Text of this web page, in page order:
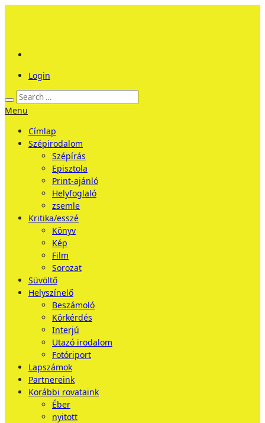
Login
Menu
Címlap
Szépirodalom
Szépírás
Episztola
Print-ajánló
Helyfoglaló
zsemle
Kritika/esszé
Könyv
Kép
Film
Sorozat
Süvöltő
Helyszínelő
Beszámoló
Körkérdés
Interjú
Utazó irodalom
Fotóriport
Lapszámok
Partnereink
Korábbi rovataink
Éber
nyitott